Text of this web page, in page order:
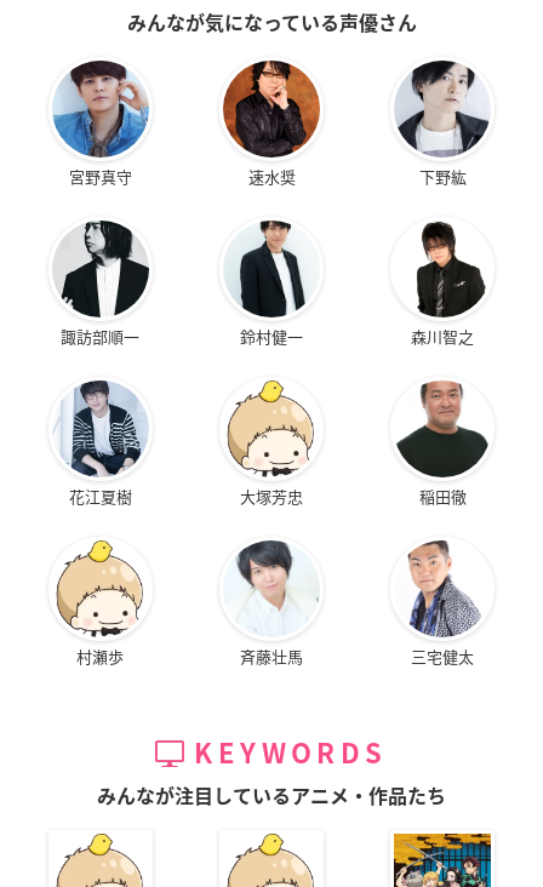
みんなが気になっている声優さん
宮野真守 速水奨 下野紘
諏訪部順一 鈴村健一 森川智之
花江夏樹 大塚芳忠 稲田徹
村瀬歩 斉藤壮馬 三宅健太
KEYWORDS
みんなが注目しているアニメ・作品たち